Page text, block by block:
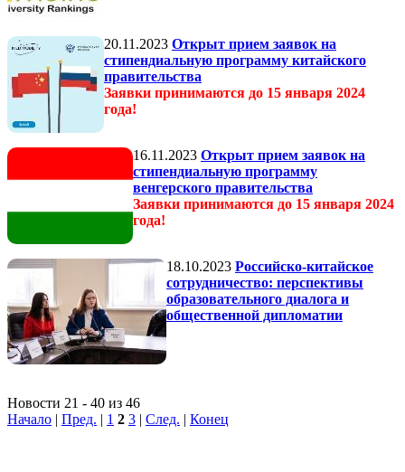
20.11.2023 Открыт прием заявок на
стипендиальную программу китайского
правительства
Заявки принимаются до 15 января 2024
года!
16.11.2023 Открыт прием заявок на
стипендиальную программу
венгерского правительства
Заявки принимаются до 15 января 2024
года!
18.10.2023 Российско-китайское
сотрудничество: перспективы
образовательного диалога и
общественной дипломатии
Новости 21 - 40 из 46
Начало | Пред. | 1 2 3 | След. | Конец